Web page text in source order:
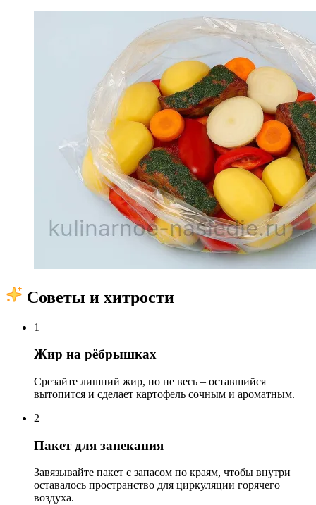
Советы и хитрости
1
Жир на рёбрышках
Срезайте лишний жир, но не весь – оставшийся
вытопится и сделает картофель сочным и ароматным.
2
Пакет для запекания
Завязывайте пакет с запасом по краям, чтобы внутри
оставалось пространство для циркуляции горячего
воздуха.